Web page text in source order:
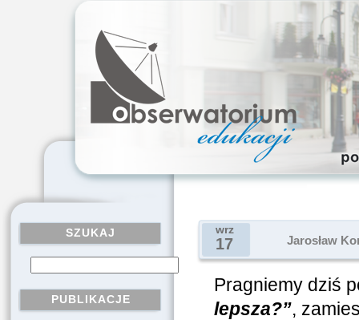
SZUKAJ
PUBLIKACJE
wrz
17 Jarosław
Pragniemy dziś
lepsza?”,